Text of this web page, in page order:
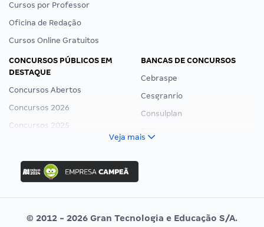
Cursos por Professor
Oficina de Redação
Cursos Online Gratuitos
CONCURSOS PÚBLICOS EM
DESTAQUE
Concursos Abertos
Concursos 2026
Concursos 2025
Concurso Ibama
Concurso MPU
Editais publicados
BANCAS DE CONCURSOS
Cebraspe
Cesgranrio
Consulplan
Vunesp
Veja mais
© 2012 - 2026 Gran Tecnologia e Educação S/A.